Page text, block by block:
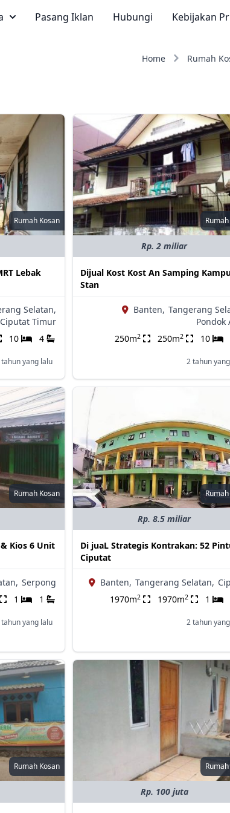
Pasang Iklan Hubungi Kebijakan
Home Rumah
Rumah Kosan
Lebak
Selatan,
Ciputat Timur
10 4
tahun yang lalu
Rp. 2 miliar
Dijual Kost Kost An Samping
Stan
Banten, Tangerang
Pondok
250m2 250m2 10
2 tahun
Rumah Kosan
Kios 6 Unit
Serpong
1 1
yang lalu
Rp. 8.5 miliar
Di juaL Strategis Kontrakan: 52
Ciputat
Banten, Tangerang Selatan,
1970m2 1970m2 1
2 tahun
Rumah Kosan
Rp. 100 juta